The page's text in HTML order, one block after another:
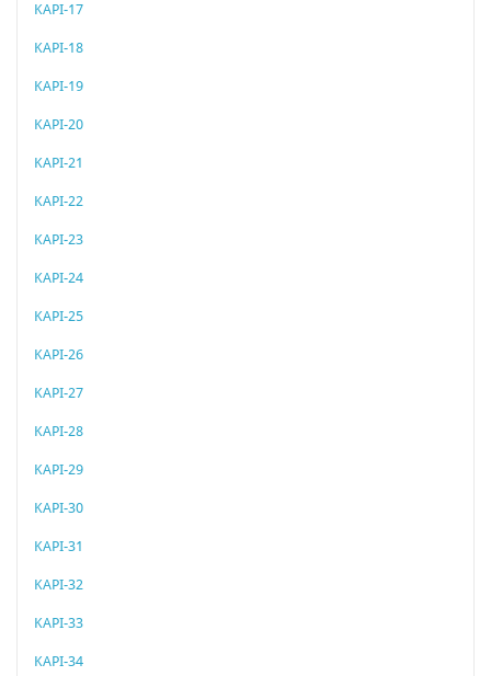
KAPI-17
KAPI-18
KAPI-19
KAPI-20
KAPI-21
KAPI-22
KAPI-23
KAPI-24
KAPI-25
KAPI-26
KAPI-27
KAPI-28
KAPI-29
KAPI-30
KAPI-31
KAPI-32
KAPI-33
KAPI-34